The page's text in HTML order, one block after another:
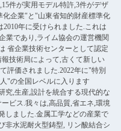
件が実用モデル特許,3件がデザ
企業"と"山東省知的財産標準化
年に受けられました.これは
業であり,ライム協会の運営機関
省企業技術センターとして認定
技術局によって,古くて新しい
評価されました.2022年に"特別
"の全国レベルに入ります
究,生産,設計を統合する現代的な
ビス.我々は,高品質,省エネ,環境
しました.金属工学などの産業で
非水泥耐火型鋳型, リン酸結合シ